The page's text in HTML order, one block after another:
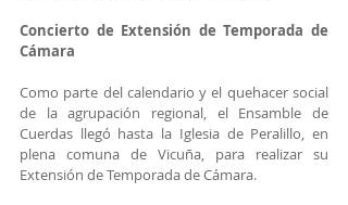
Concierto de Extensión de Temporada de
Cámara
Como parte del calendario y el quehacer social
de la agrupación regional, el Ensamble de
Cuerdas llegó hasta la Iglesia de Peralillo, en
plena comuna de Vicuña, para realizar su
Extensión de Temporada de Cámara.